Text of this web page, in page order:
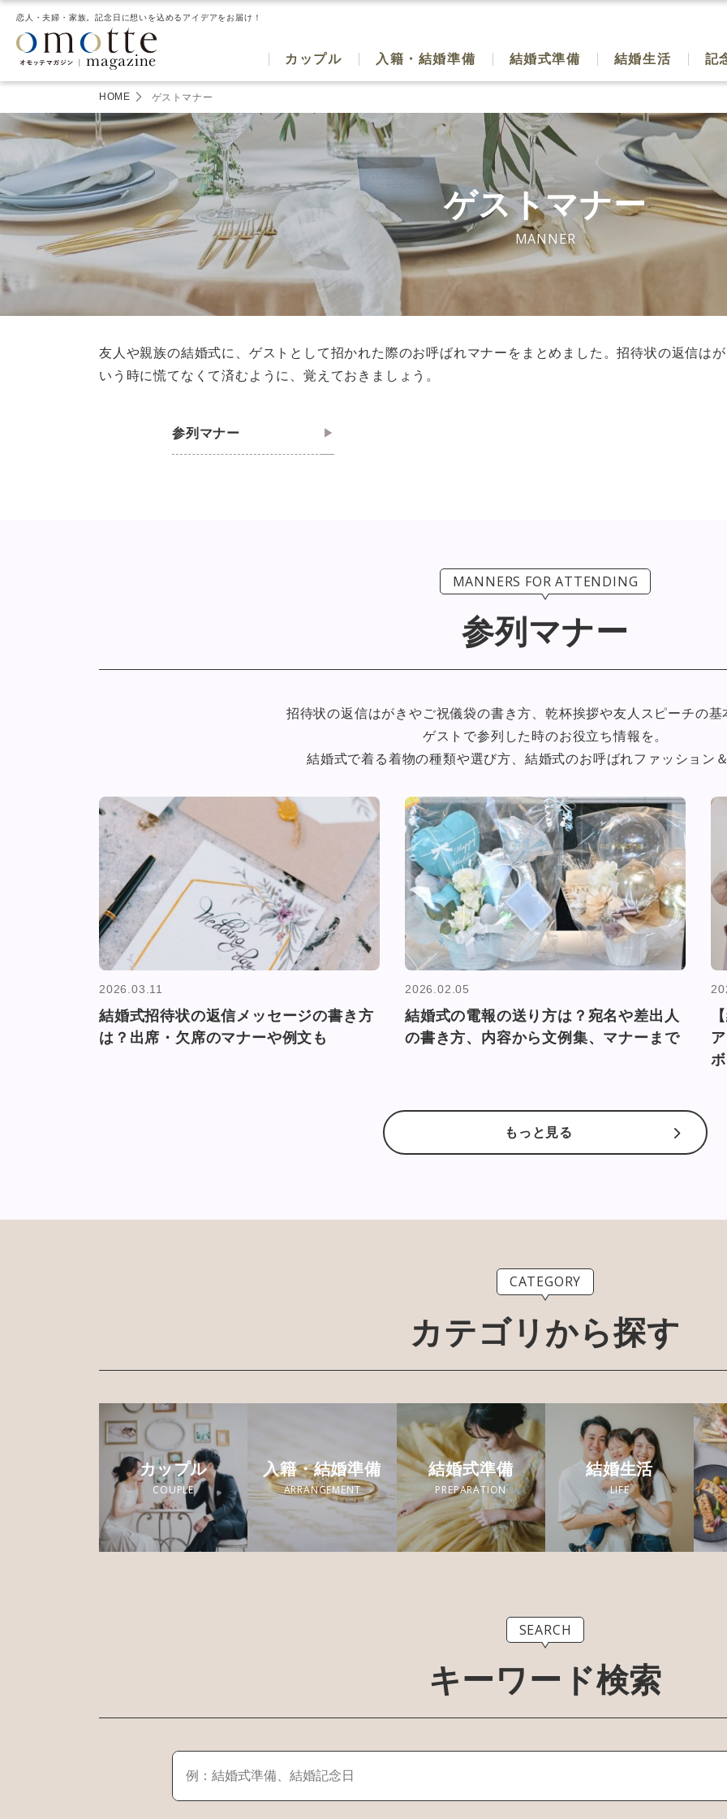
恋人・夫婦・家族。記念日に想いを込めるアイデアをお届け！
カップル 入籍・結婚準備 結婚式準備 結婚生活 記
HOME ゲストマナー
ゲストマナー
MANNER
友人や親族の結婚式に、ゲストとして招かれた際のお呼ばれマナーをまとめました。招待状の返信は
いう時に慌てなくて済むように、覚えておきましょう。
参列マナー
MANNERS FOR ATTENDING
参列マナー
招待状の返信はがきやご祝儀袋の書き方、 乾杯挨拶や友人スピーチの基
ゲストで参列した時のお役立ち情報を。
結婚式で着る着物の種類や選び方、 結婚式のお呼ばれファッション
2026.03.11
結婚式招待状の返信メッセージの書き方
は？出席・欠席のマナーや例文も
2026.02.05
結婚式の電報の送り方は？宛名や差出人
の書き方、内容から文例集、マナーまで
もっと見る
CATEGORY
カテゴリから探す
カップル
COUPLE
入籍・結婚準備
ARRANGEMENT
結婚式準備
PREPARATION
結婚生活
LIFE
SEARCH
キーワード検索